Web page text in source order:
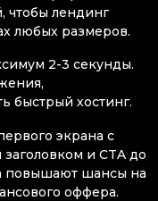
чтобы лендинг
любых размеров.
2-3 секунды.
быстрый хостинг.
экрана с
и CTA до
повышают шансы на
оффера.